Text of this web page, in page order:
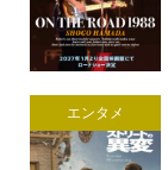
エンタメ